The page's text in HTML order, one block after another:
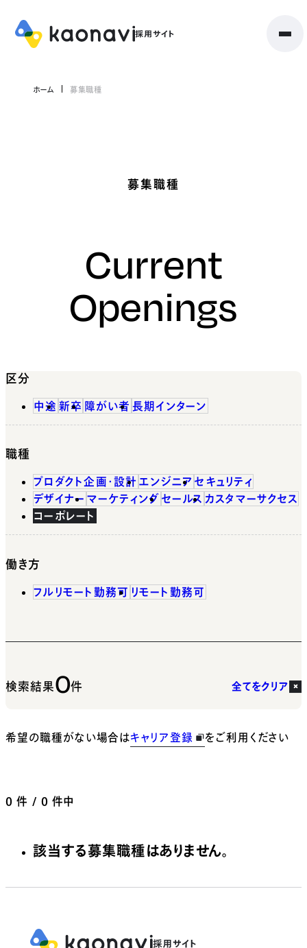
ホーム 募集職種
募集職種
Current
Openings
区分
中途 新卒 障がい者 長期インターン
職種
プロダクト企画・設計 エンジニア セキュリティ
デザイナー マーケティング セールス カスタマーサクセス
コーポレート
働き方
フルリモート勤務可 リモート勤務可
検索結果0件 全てをクリア
希望の職種がない場合はキャリア登録 をご利用ください
0 件 / 0 件中
該当する募集職種はありません。